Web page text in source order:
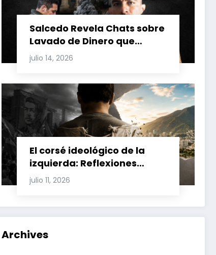
Salcedo Revela Chats sobre
Lavado de Dinero que
Involucran a Glas, Correa y
Juan Fernando Petro en el
julio 14, 2026
El corsé ideológico de la
izquierda: Reflexiones
sobre el fracaso chavista y
la crisis moral en América
julio 11, 2026
Archives